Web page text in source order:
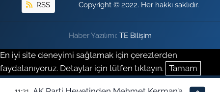
RSS Copyright © 2022. Her hakkı saklıdır.
Haber Yazılımı: TE Bilişim
En iyi site deneyimi sağlamak için çerezlerden
faydalanıyoruz. Detaylar için lütfen tıklayın. Tamam